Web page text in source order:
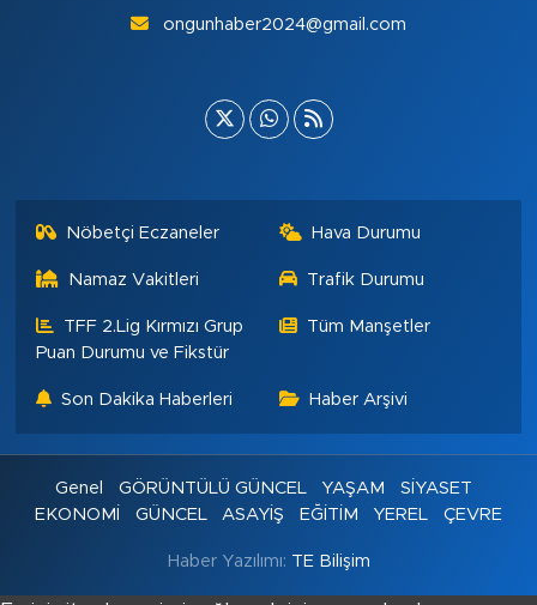
ongunhaber2024@gmail.com
Nöbetçi Eczaneler Hava Durumu
Namaz Vakitleri Trafik Durumu
TFF 2.Lig Kırmızı Grup
Puan Durumu ve Fikstür
Tüm Manşetler
Son Dakika Haberleri Haber Arşivi
Genel GÖRÜNTÜLÜ GÜNCEL YAŞAM
SİYASET
EKONOMİ
GÜNCEL ASAYİŞ EĞİTİM YEREL ÇEVRE
Haber Yazılımı: TE Bilişim